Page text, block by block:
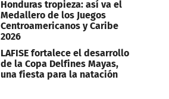
Honduras tropieza: así va el
Medallero de los Juegos
Centroamericanos y Caribe
2026
LAFISE fortalece el desarrollo
de la Copa Delfines Mayas,
una fiesta para la natación